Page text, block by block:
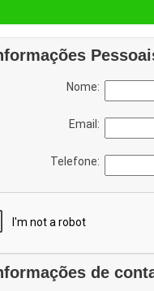
Nome:
Email:
Telefone:
de